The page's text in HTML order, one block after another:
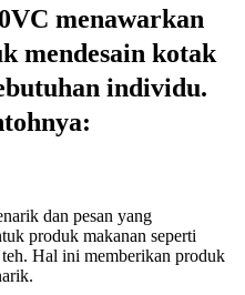
menawarkan
mendesain kotak
individu.
dan pesan yang
produk makanan seperti
Hal ini memberikan produk